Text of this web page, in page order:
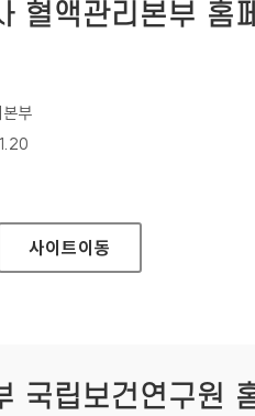
혈액관리본부 홈
부
관리본부 홈페이지
사이트이동
국립보건연구원